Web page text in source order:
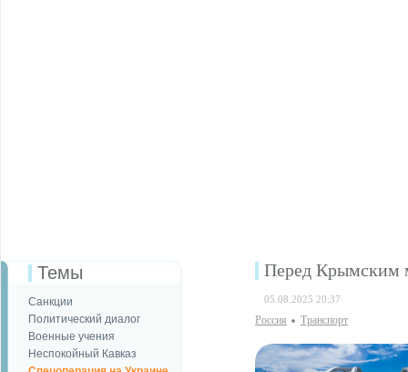
Темы
Санкции
Политический диалог
Военные учения
Неспокойный Кавказ
Перед Крымским
05.08.2025 20:37
Россия Транспорт